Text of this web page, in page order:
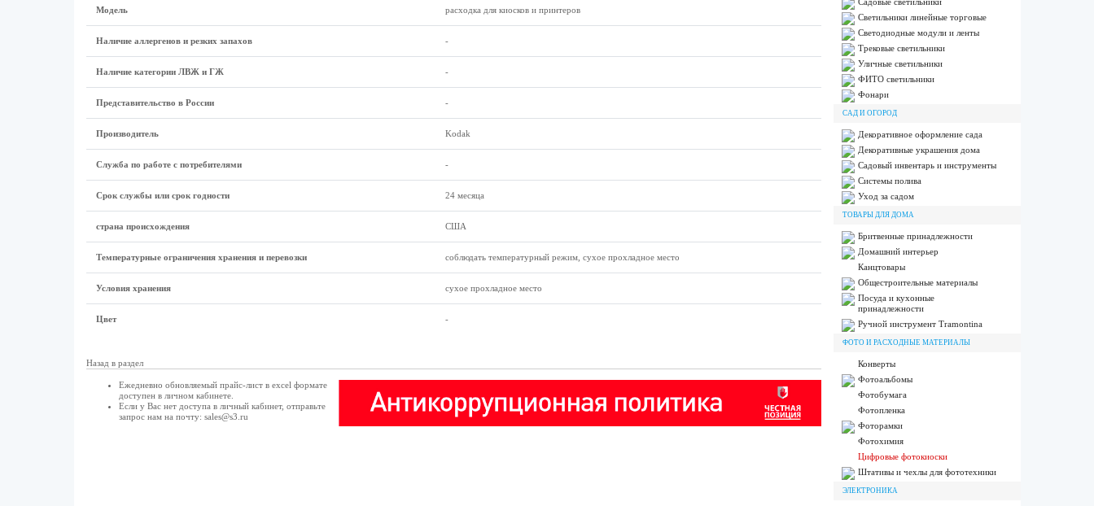
Модель расходка для киосков и принтеров
Наличие аллергенов и резких запахов -
Наличие категории ЛВЖ и ГЖ -
Представительство в России -
Производитель Kodak
Служба по работе с потребителями -
Срок службы или срок годности 24 месяца
страна происхождения США
Температурные ограничения хранения и перевозки соблюдать температурный режим, сухое прохладное место
Условия хранения сухое прохладное место
Цвет -
Назад в раздел
Ежедневно обновляемый прайс-лист в excel формате
доступен в личном кабинете.
Если у Вас нет доступа в личный кабинет, отправьте
запрос нам на почту: sales@s3.ru
Светильники линейные торговые
Светодиодные модули и ленты
Трековые светильники
Уличные светильники
ФИТО светильники
Фонари
САД И ОГОРОД
Декоративное оформление сада
Декоративные украшения дома
Садовый инвентарь и инструменты
Системы полива
Уход за садом
ТОВАРЫ ДЛЯ ДОМА
Бритвенные принадлежности
Домашний интерьер
Канцтовары
Общестроительные материалы
Посуда и кухонные
принадлежности
Ручной инструмент Tramontina
ФОТО И РАСХОДНЫЕ МАТЕРИАЛЫ
Конверты
Фотоальбомы
Фотобумага
Фотопленка
Фоторамки
Фотохимия
Цифровые фотокиоски
Штативы и чехлы для фототехники
ЭЛЕКТРОНИКА